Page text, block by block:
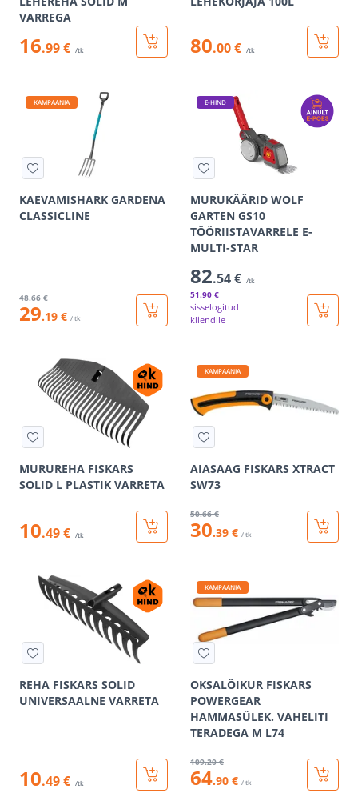
VARREGA
16.99 € /tk 80.00 € /tk
KAMPAANIA
KAEVAMISHARK GARDENA
CLASSICLINE
48.66 €
29.19 € / tk
E-HIND
MURUKÄÄRID WOLF
GARTEN GS10
TÖÖRIISTAVARRELE E-
MULTI-STAR
82.54 € /tk
51.90 €
sisselogitud
kliendile
MURUREHA FISKARS
SOLID L PLASTIK VARRETA
10.49 € /tk
KAMPAANIA
AIASAAG FISKARS XTRACT
SW73
50.66 €
30.39 € / tk
REHA FISKARS SOLID
UNIVERSAALNE VARRETA
10.49 € /tk
KAMPAANIA
OKSALÕIKUR FISKARS
POWERGEAR
HAMMASÜLEK. VAHELITI
TERADEGA M L74
109.20 €
64.90 € / tk